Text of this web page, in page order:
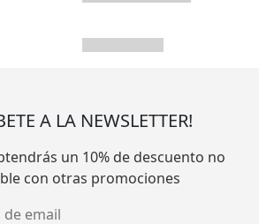
A LA NEWSLETTER!
un 10% de descuento no
con otras promociones